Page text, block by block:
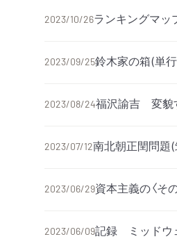
2023/10/26ランキングマッ
2023/09/25鈴木家の箱(単
2023/08/24福沢諭吉 変貌
2023/07/12南北朝正閏問題
2023/06/29資本主義の〈そ
2023/06/09記録 ミッドウ